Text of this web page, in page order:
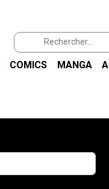
COMICS MANGA